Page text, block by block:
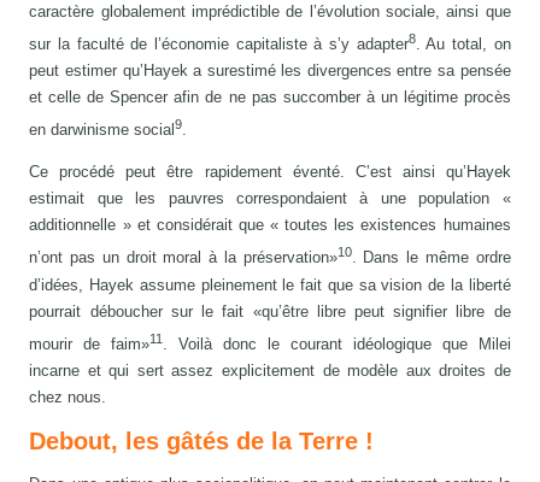
caractère globalement imprédictible de l’évolution sociale, ainsi que
sur la faculté de l’économie capitaliste à s’y adapter8. Au total, on
peut estimer qu’Hayek a surestimé les divergences entre sa pensée
et celle de Spencer afin de ne pas succomber à un légitime procès
en darwinisme social9.
Ce procédé peut être rapidement éventé. C’est ainsi qu’Hayek
estimait que les pauvres correspondaient à une population «
additionnelle » et considérait que « toutes les existences humaines
n’ont pas un droit moral à la préservation»10. Dans le même ordre
d’idées, Hayek assume pleinement le fait que sa vision de la liberté
pourrait déboucher sur le fait «qu’être libre peut signifier libre de
mourir de faim»11 . Voilà donc le courant idéologique que Milei
incarne et qui sert assez explicitement de modèle aux droites de
chez nous.
Debout, les gâtés de la Terre !